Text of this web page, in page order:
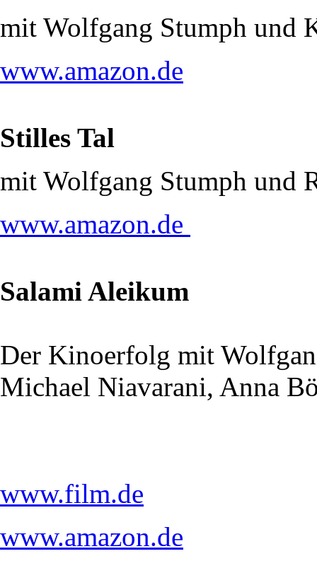
mit Wolfgang Stumph und
www.amazon.de
Stilles Tal
mit Wolfgang Stumph und
www.amazon.de
Salami Aleikum
Der Kinoerfolg mit
Michael Niavarani, Anna
www.film.de
www.amazon.de